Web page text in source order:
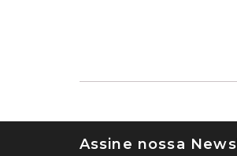
Assine nossa